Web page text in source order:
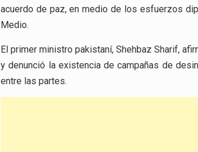
acuerdo de paz, en medio de los esfuerzos
Medio.
El primer ministro pakistaní, Shehbaz Sharif,
y denunció la existencia de campañas de
entre las partes.